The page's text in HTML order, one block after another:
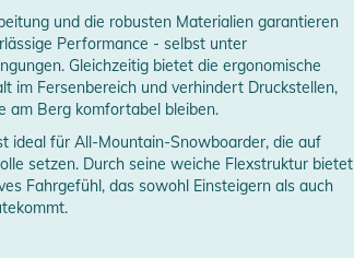
und die robusten Materialien garantieren
Performance - selbst unter
Gleichzeitig bietet die ergonomische
im Fersenbereich und verhindert Druckstellen,
am Berg komfortabel bleiben.
ideal für All-Mountain-Snowboarder, die auf
setzen. Durch seine weiche Flexstruktur bietet
Fahrgefühl, das sowohl Einsteigern als auch